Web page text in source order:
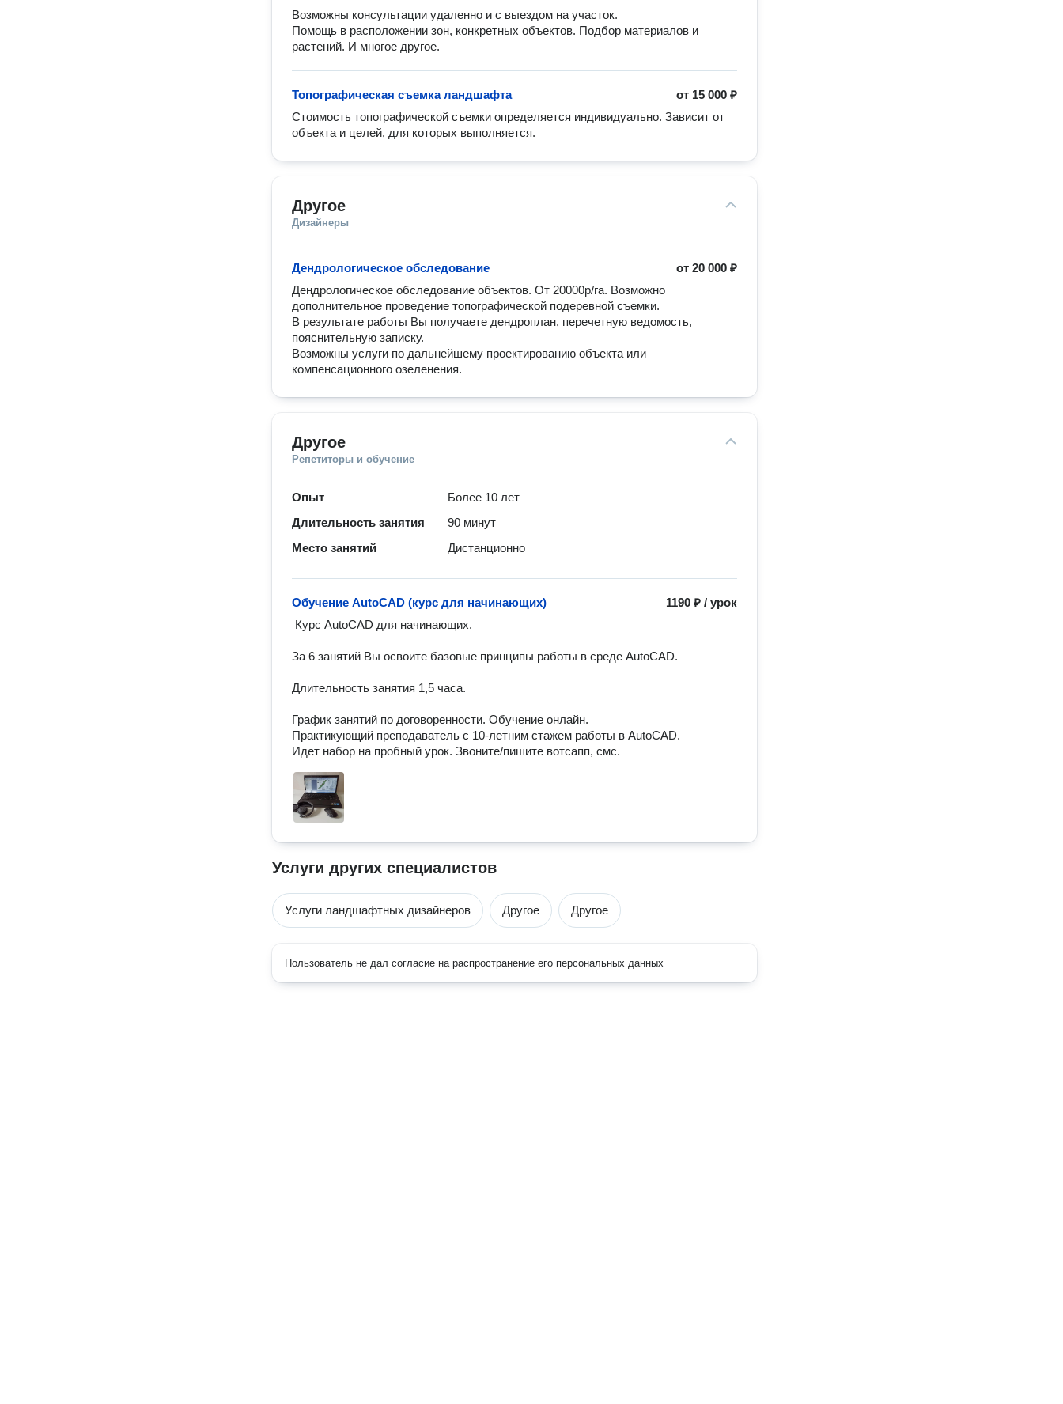
Возможны консультации удаленно и с выездом на участок.
Помощь в расположении зон, конкретных объектов. Подбор материалов и
растений. И многое другое.
от 15 000 ₽
Топографическая съемка ландшафта
Стоимость топографической съемки определяется индивидуально. Зависит от
объекта и целей, для которых выполняется.
Другое
Дизайнеры
от20 000 ₽
Дендрологическое обследование
Дендрологическое обследование объектов. От 20000р/га. Возможно
дополнительное проведение топографической подеревной съемки.
В результате работы Вы получаете дендроплан, перечетную ведомость,
пояснительную записку.
Возможны услуги по дальнейшему проектированию объекта или
компенсационного озеленения.
Другое
Репетиторы и обучение
Опыт
Более 10 лет
Длительность занятия
90 минут
Место занятий
Дистанционно
1190 ₽ /урок
Обучение AutoCAD (курс для начинающих)
За 6 занятий Вы освоите базовые принципы работы в среде AutoCAD.
Длительность занятия 1,5 часа.
График занятий по договоренности. Обучение онлайн.
Практикующий преподаватель с 10-летним стажем работы в AutoCAD.
Идет набор на пробный урок. Звоните/пишите вотсапп, смс.
Услуги других специалистов
Услуги ландшафтных дизайнеров Другое Другое
Пользователь не дал согласие на распространение его персональных данных